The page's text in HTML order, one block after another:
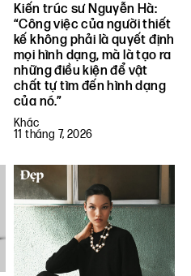
Kiến trúc sư Nguyễn Hà:
“Công việc của người thiết
kế không phải là quyết định
mọi hình dạng, mà là tạo ra
những điều kiện để vật
chất tự tìm đến hình dạng
của nó.”
Khác
11 tháng 7, 2026